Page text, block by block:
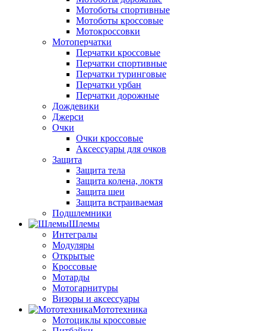
Мотоботы спортивные
Мотоботы кроссовые
Мотокроссовки
Мотоперчатки
Перчатки кроссовые
Перчатки спортивные
Перчатки туринговые
Перчатки урбан
Перчатки дорожные
Дождевики
Джерси
Очки
Очки кроссовые
Аксессуары для очков
Защита
Защита тела
Защита колена, локтя
Защита шеи
Защита встраиваемая
Подшлемники
Шлемы
Интегралы
Модуляры
Открытые
Кроссовые
Мотарды
Мотогарнитуры
Визоры и аксессуары
Мототехника
Мотоциклы кроссовые